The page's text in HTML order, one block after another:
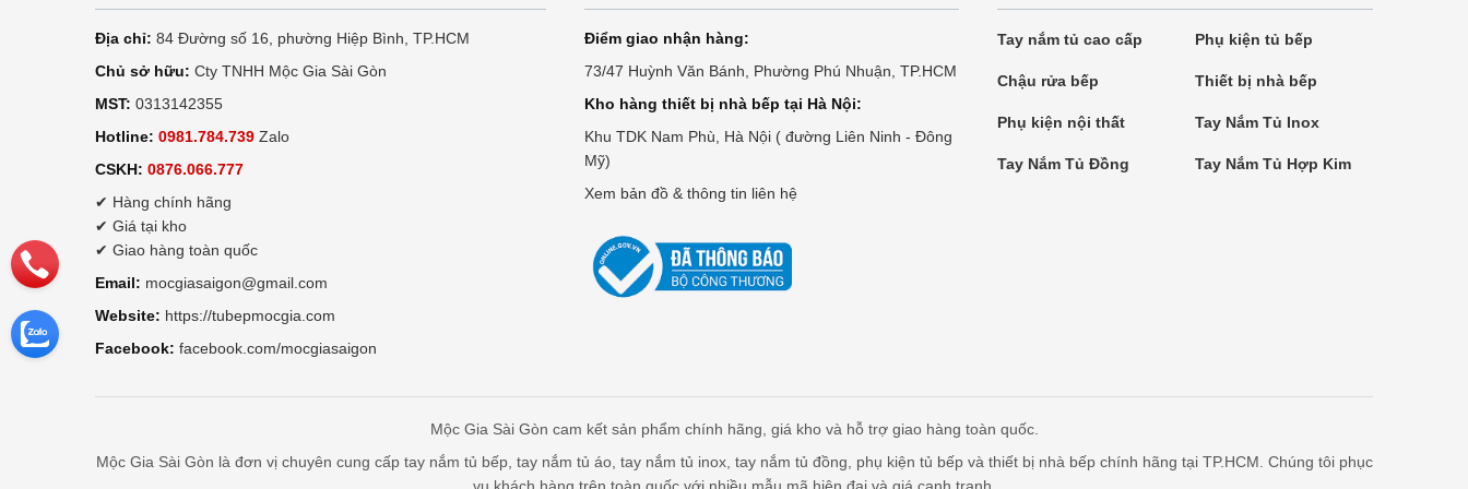
Địa chỉ: 84 Đường số 16, phường Hiệp Bình, TP.HCM
Chủ sở hữu: Cty TNHH Mộc Gia Sài Gòn
MST: 0313142355
Hotline: 0981.784.739 Zalo
CSKH: 0876.066.777
✔ Hàng chính hãng
✔ Giá tại kho
✔ Giao hàng toàn quốc
Email: mocgiasaigon@gmail.com
Website: https://tubepmocgia.com
Facebook: facebook.com/mocgiasaigon
Điểm giao nhận hàng:
73/47 Huỳnh Văn Bánh, Phường Phú Nhuận, TP.HCM
Kho hàng thiết bị nhà bếp tại Hà Nội:
Khu TDK Nam Phù, Hà Nội ( đường Liên Ninh - Đông
Mỹ)
Xem bản đồ & thông tin liên hệ
Tay nắm tủ cao cấp Phụ kiện tủ bếp
Chậu rửa bếp Thiết bị nhà bếp
Phụ kiện nội thất Tay Nắm Tủ Inox
Tay Nắm Tủ Đồng Tay Nắm Tủ Hợp Kim
Mộc Gia Sài Gòn cam kết sản phẩm chính hãng, giá kho và hỗ trợ giao hàng toàn quốc.
Mộc Gia Sài Gòn là đơn vị chuyên cung cấp tay nắm tủ bếp, tay nắm tủ áo, tay nắm tủ inox, tay nắm tủ đồng, phụ kiện tủ bếp và thiết bị nhà bếp chính hãng tại TP.HCM. Chúng tôi phục